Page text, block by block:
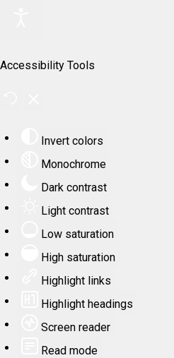
Accessibility Tools
Invert colors
Monochrome
Dark contrast
Light contrast
Low saturation
High saturation
Highlight links
Highlight headings
Screen reader
Read mode